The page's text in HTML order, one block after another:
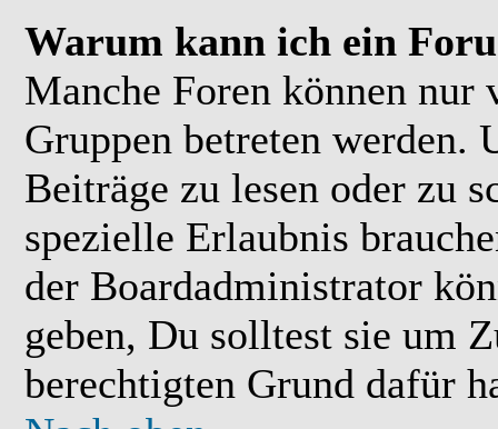
Warum kann ich ein
Manche Foren können nur
Gruppen betreten werden.
Beiträge zu lesen oder zu
spezielle Erlaubnis
der Boardadministrator
geben, Du solltest sie um
berechtigten Grund dafür